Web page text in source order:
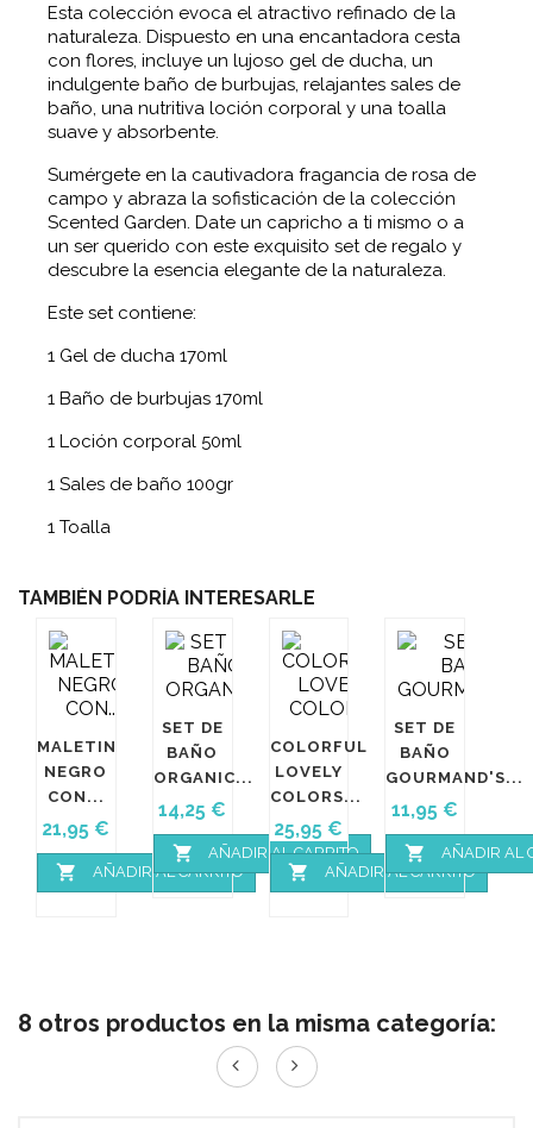
Esta colección evoca el atractivo refinado de la
naturaleza. Dispuesto en una encantadora cesta
con flores, incluye un lujoso gel de ducha, un
indulgente baño de burbujas, relajantes sales de
baño, una nutritiva loción corporal y una toalla
suave y absorbente.
Sumérgete en la cautivadora fragancia de rosa de
campo y abraza la sofisticación de la colección
Scented Garden. Date un capricho a ti mismo o a
un ser querido con este exquisito set de regalo y
descubre la esencia elegante de la naturaleza.
Este set contiene:
1 Gel de ducha 170ml
1 Baño de burbujas 170ml
1 Loción corporal 50ml
1 Sales de baño 100gr
1 Toalla
TAMBIÉN PODRÍA INTERESARLE
MALETIN
NEGRO
CON...
Precio
21,95 €
 AÑADIR AL CARRITO
SET DE
BAÑO
ORGANIC...
Precio
14,25 €
 AÑADIR AL CARRITO
COLORFUL
LOVELY
COLORS...
Precio
25,95 €
 AÑADIR AL CARRITO
SET DE
BAÑO
GOURMAND'S...
Precio
11,95 €
 AÑADIR AL
8 otros productos en la misma categoría: